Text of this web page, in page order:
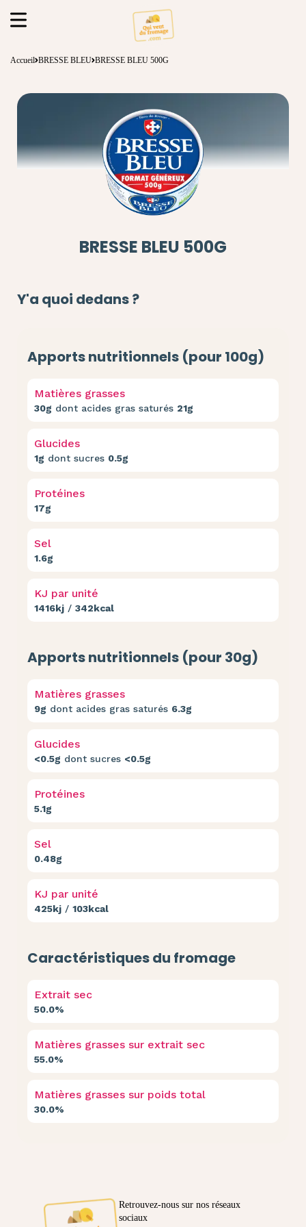
Accueil BRESSE BLEU BRESSE BLEU 500G
BRESSE BLEU 500G
Y'a quoi dedans ?
Apports nutritionnels (pour 100g)
Matières grasses
30g dont acides gras saturés 21g
Glucides
1g dont sucres 0.5g
Protéines
17g
Sel
1.6g
KJ par unité
1416kj / 342kcal
Apports nutritionnels (pour 30g)
Matières grasses
9g dont acides gras saturés 6.3g
Glucides
<0.5g dont sucres <0.5g
Protéines
5.1g
Sel
0.48g
KJ par unité
425kj / 103kcal
Caractéristiques du fromage
Extrait sec
50.0%
Matières grasses sur extrait sec
55.0%
Matières grasses sur poids total
30.0%
Retrouvez-nous sur nos réseaux
sociaux